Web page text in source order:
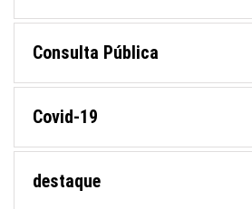
Consulta Pública
Covid-19
destaque